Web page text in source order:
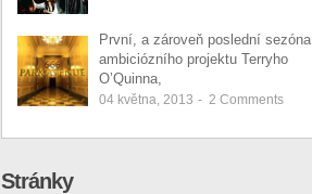
První, a zároveň poslední sezóna
ambiciózního projektu Terryho
O’Quinna,
04 května, 2013 - 2 Comments
Stránky